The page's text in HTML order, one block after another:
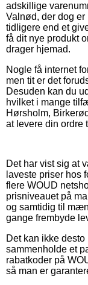
adskillige
Valnød, der dog
tidligere end et
få dit nye produkt
drager hjemad.
Nogle få internet
men tit er det
Desuden kan du
hvilket i mange
Hørsholm,
at levere din ordre
Det har vist sig at
laveste priser hos
flere WOUD
prisniveauet på
og samtidig til
gange frembyde
Det kan ikke
sammenholde et
rabatkoder på
så man er